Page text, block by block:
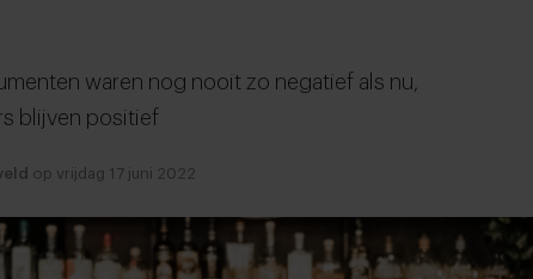
waren nog nooit zo negatief als nu,
blijven positief
op vrijdag 17 juni 2022